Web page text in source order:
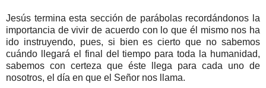
Jesús termina esta sección de parábolas recordándonos la
importancia de vivir de acuerdo con lo que él mismo nos ha
ido instruyendo, pues, si bien es cierto que no sabemos
cuándo llegará el final del tiempo para toda la humanidad,
sabemos con certeza que éste llega para cada uno de
nosotros, el día en que el Señor nos llama.